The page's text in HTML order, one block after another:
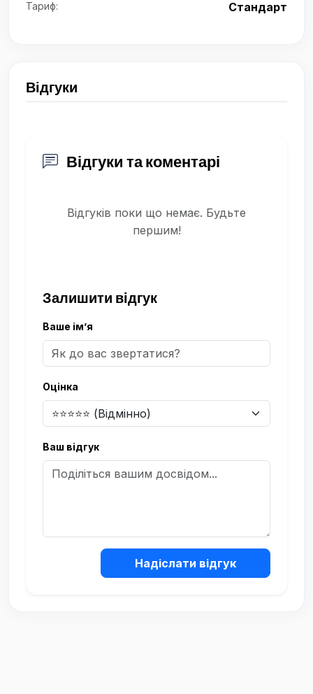
Тариф: Стандарт
Відгуки
Відгуки та коментарі
Відгуків поки що немає. Будьте
першим!
Залишити відгук
Ваше ім’я
Оцінка
Ваш відгук
Надіслати відгук